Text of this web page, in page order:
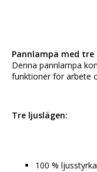
Pannlampa med
Denna pannlampa
funktioner för arbete
Tre ljuslägen:
100 %